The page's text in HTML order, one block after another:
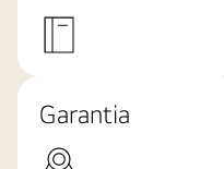
Garantia